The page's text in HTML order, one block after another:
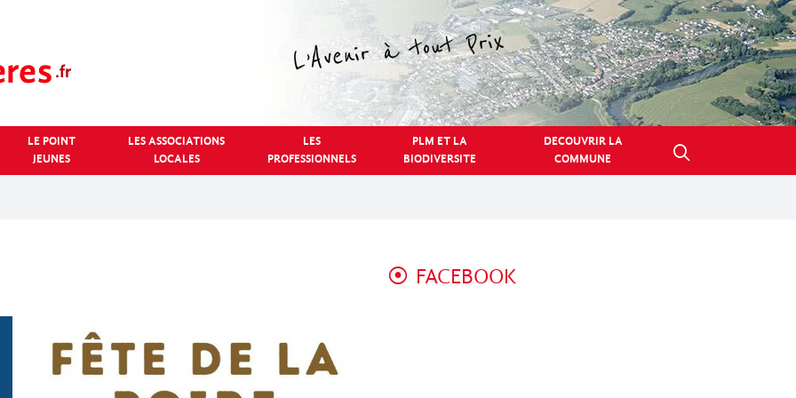
LE POINT
JEUNES
LES ASSOCIATIONS
LOCALES
LES
PROFESSIONNELS
PLM ET LA
BIODIVERSITE
DECOUVRIR LA
COMMUNE
FACEBOOK